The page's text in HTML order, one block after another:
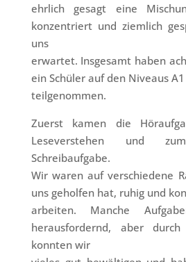
ehrlich gesagt eine
konzentriert und ziemlich
uns
erwartet. Insgesamt haben
ein Schüler auf den Niveaus A1
teilgenommen.
Zuerst kamen die
Leseverstehen und
Schreibaufgabe.
Wir waren auf verschiedene
uns geholfen hat, ruhig und
arbeiten. Manche
herausfordernd, aber
konnten wir